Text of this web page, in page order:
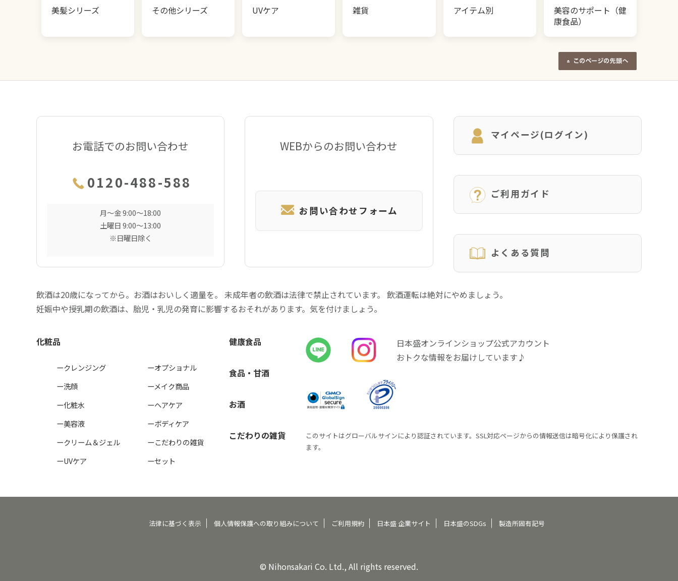
美髪シリーズ その他シリーズ UVケア 雑貨 アイテム別
美容のサポート（健
康食品）
お電話でのお問い合わせ
0120-488-588
月〜金 9:00〜18:00
土曜日 9:00〜13:00
※日曜日除く
WEBからのお問い合わせ
お問い合わせフォーム
マイページ(ログイン)
ご利用ガイド
よくある質問
飲酒は20歳になってから。お酒はおいしく適量を。 未成年者の飲酒は法律で禁止されています。 飲酒運転は絶対にやめましょう。
妊娠中や授乳期の飲酒は、胎児・乳児の発育に影響するおそれがあります。気を付けましょう。
化粧品
ークレンジング
ー洗顔
ー化粧水
ー美容液
ークリーム＆ジェル
ーUVケア
ーオプショナル
ーメイク商品
ーヘアケア
ーボディケア
ーこだわりの雑貨
ーセット
健康食品
食品・甘酒
お酒
こだわりの雑貨
日本盛オンラインショップ公式アカウント
おトクな情報をお届けしています♪
このサイトはグローバルサインにより認証されています。SSL対応ページからの情報送信は暗号化により保護され
ます。
法律に基づく表示 個人情報保護への取り組みについて ご利用規約 日本盛 企業サイト 日本盛のSDGs 製造所固有記号
© Nihonsakari Co. Ltd., All rights reserved.